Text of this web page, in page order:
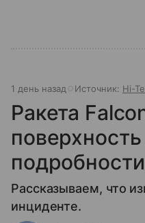
1 день назад Источник: Hi-
Ракета
подробности
Рассказываем, что
инциденте.